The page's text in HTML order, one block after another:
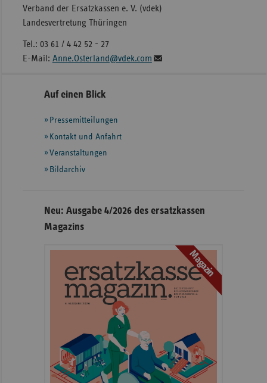
Verband der Ersatzkassen e. V. (vdek)
Landesvertretung Thüringen
Tel.: 03 61 / 4 42 52 - 27
E-Mail: Anne.Osterland@vdek.com
Seitennavigation
Seitenleiste
weiteren
Informationen
Auf einen Blick
Pressemitteilungen
Kontakt und Anfahrt
Veranstaltungen
Bildarchiv
Neu: Ausgabe 4/2026 des ersatzkassen
Magazins
Magazin